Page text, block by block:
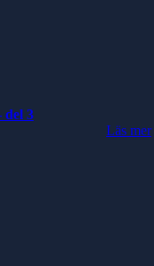
del 3
Läs mer